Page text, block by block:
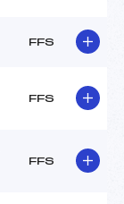
FFS
FFS
FFS